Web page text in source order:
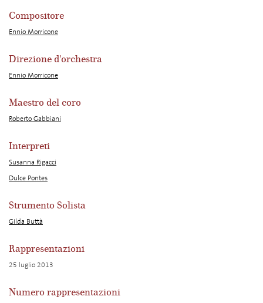
Compositore
Ennio Morricone
Direzione d'orchestra
Ennio Morricone
Maestro del coro
Roberto Gabbiani
Interpreti
Susanna Rigacci
Dulce Pontes
Strumento Solista
Gilda Buttà
Rappresentazioni
25 luglio 2013
Numero rappresentazioni